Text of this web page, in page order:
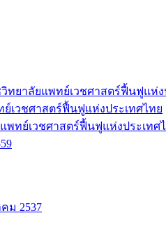
ยาลัยแพทย์เวชศาสตร์ฟื้นฟูแห่งป
เวชศาสตร์ฟื้นฟูแห่งประเทศไทย
ทย์เวชศาสตร์ฟื้นฟูแห่งประเทศ
ม 2537